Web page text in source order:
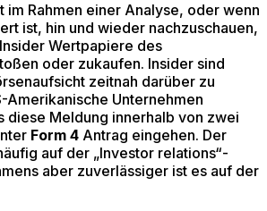
im Rahmen einer Analyse, oder wenn
ist, hin und wieder nachzuschauen,
Wertpapiere des
oder zukaufen. Insider sind
zeitnah darüber zu
Amerikanische Unternehmen
diese Meldung innerhalb von zwei
Form 4 Antrag eingehen. Der
auf der „Investor relations“-
aber zuverlässiger ist es auf der